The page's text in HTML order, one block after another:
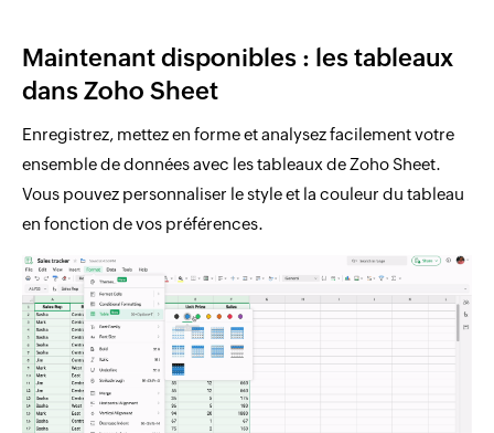
Maintenant disponibles : les tableaux
dans Zoho Sheet
Enregistrez, mettez en forme et analysez facilement votre
ensemble de données avec les tableaux de Zoho Sheet.
Vous pouvez personnaliser le style et la couleur du tableau
en fonction de vos préférences.